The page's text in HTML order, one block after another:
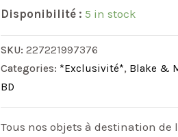
Disponibilité : 5 in stock
SKU: 227221997376
Categories: *Exclusivité*, Blake &
BD
Tous nos objets à destination de